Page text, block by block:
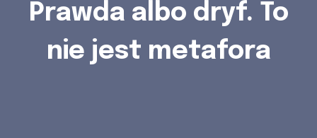
Prawda albo dryf. To
nie jest metafora